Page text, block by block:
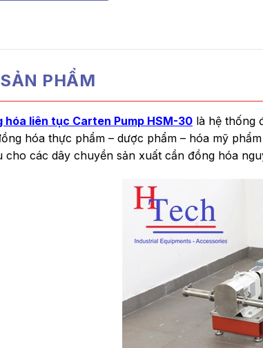
PHẨM
hóa liên tục Carten Pump HSM-30 là hệ thống
hóa thực phẩm – dược phẩm – hóa mỹ
cho các dây chuyền sản xuất cần đồng hóa